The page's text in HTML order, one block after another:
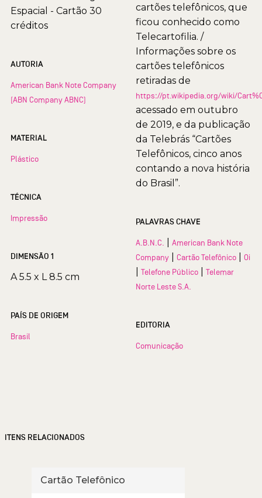
Espacial - Cartão 30
créditos
AUTORIA
American Bank Note Company
(ABN Company ABNC)
MATERIAL
Plástico
TÉCNICA
Impressão
DIMENSÃO 1
A 5.5 x L 8.5 cm
PAÍS DE ORIGEM
Brasil
cartões telefônicos, que
ficou conhecido como
Telecartofilia. /
Informações sobre os
cartões telefônicos
retiradas de
https://pt.wikipedia.org/wiki/
acessado em outubro
de 2019, e da publicação
da Telebrás “Cartões
Telefônicos, cinco anos
contando a nova história
do Brasil”.
PALAVRAS CHAVE
A.B.N.C.
American Bank Note
Company
Cartão Telefônico Oi
Telefone Público
Telemar
Norte Leste S.A.
EDITORIA
Comunicação
ITENS RELACIONADOS
Cartão Telefônico